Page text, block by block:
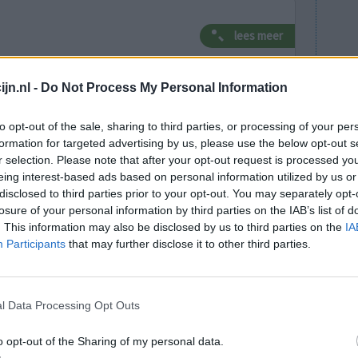
- Do Not Process My Personal Information
opt-out of the sale, sharing to third parties, or processing of your
for targeted advertising by us, please use the below opt-out
selection. Please note that after your opt-out request is processed
interest-based ads based on personal information utilized by us
to third parties prior to your opt-out. You may separately
of your personal information by third parties on the IAB’s list of
This information may also be disclosed by us to third parties on the
Participants that may further disclose it to other third parties.
Data Processing Opt Outs
opt-out of the Sharing of my personal data.
lees meer
4 5 6 7
Hoeveelheid bijwerkingen
ik ADD
en omeprazol leek de oplossing. Helaas